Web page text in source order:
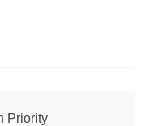
Priority